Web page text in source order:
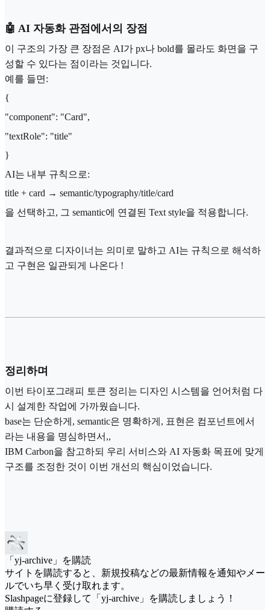
🤖 AI 자동화 관점에서의 장점
이 구조의 가장 큰 장점은 AI가 px나 bold를 몰라도 화면을 구
성할 수 있다는 점이라는 것입니다.
예를 들면:
{
"component": "Card",
"textRole": "title"
}
AI는 내부 규칙으로:
title + card → semantic/typography/title/card
을 선택하고, 그 semantic에 연결된 Text style을 적용합니다.
결과적으로 디자이너는 의미로 말하고 AI는 규칙으로 해석하
고 구현은 일관되게 나온다 !
정리하며
이번 타이포그래피 토큰 정리는 디자인 시스템을 언어처럼 다
시 설계한 작업에 가까웠습니다.
base는 단순하게, semantic은 명확하게, 표현은 컴포넌트에서
라는 내용을 명심하면서,,
IBM Carbon을 참고하되 우리 서비스와 AI 자동화 목표에 맞게
구조를 조정한 것이 이번 개선의 핵심이었습니다.
「yj-archive」を購読
サイトを購読すると、新規投稿などの最新情報を通知やメー
ルでいち早く受け取れます。
Slashpageに登録して「yj-archive」を購読しましょう！